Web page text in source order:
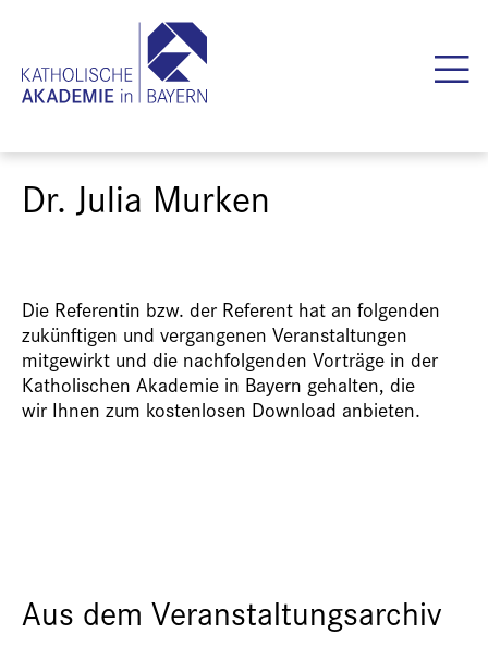
Dr. Julia Murken
Die Referentin bzw. der Referent hat an folgenden
zukünftigen und vergangenen Veranstaltungen
mitgewirkt und die nachfolgenden Vorträge in der
Katholischen Akademie in Bayern gehalten, die
wir Ihnen zum kostenlosen Download anbieten.
Aus dem Veranstaltungsarchiv